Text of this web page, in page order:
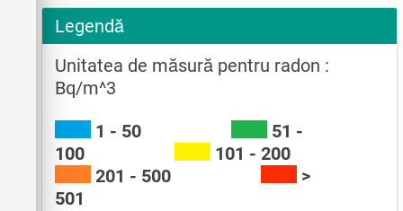
Legendă
Unitatea de măsură pentru radon :
Bq/m^3
1 - 50
51 -
100
101 - 200
201 - 500
>
501